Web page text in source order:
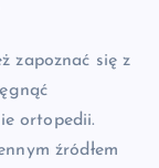
zapoznać się z
ortopedii.
źródłem